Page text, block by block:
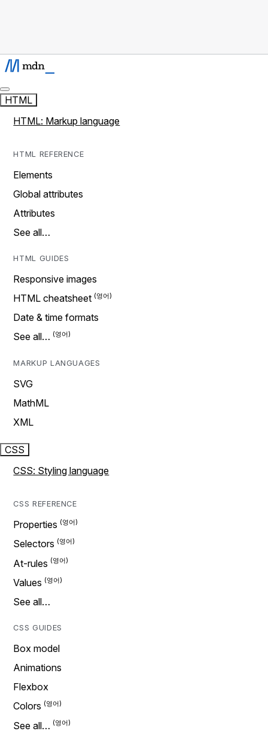
HTML
HTML: Markup language
HTML REFERENCE
Elements
Global attributes
Attributes
See all…
HTML GUIDES
Responsive images
HTML cheatsheet
Date & time formats
See all…
MARKUP LANGUAGES
SVG
MathML
XML
CSS
CSS: Styling language
CSS REFERENCE
Properties
Selectors
At-rules
Values
See all…
CSS GUIDES
Box model
Animations
Flexbox
Colors
See all…